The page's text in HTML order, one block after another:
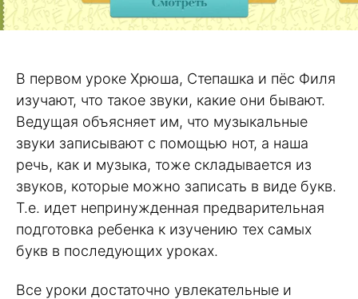
В первом уроке Хрюша, Степашка и пёс Филя
изучают, что такое звуки, какие они бывают.
Ведущая объясняет им, что музыкальные
звуки записывают с помощью нот, а наша
речь, как и музыка, тоже складывается из
звуков, которые можно записать в виде букв.
Т.е. идет непринужденная предварительная
подготовка ребенка к изучению тех самых
букв в последующих уроках.
Все уроки достаточно увлекательные и